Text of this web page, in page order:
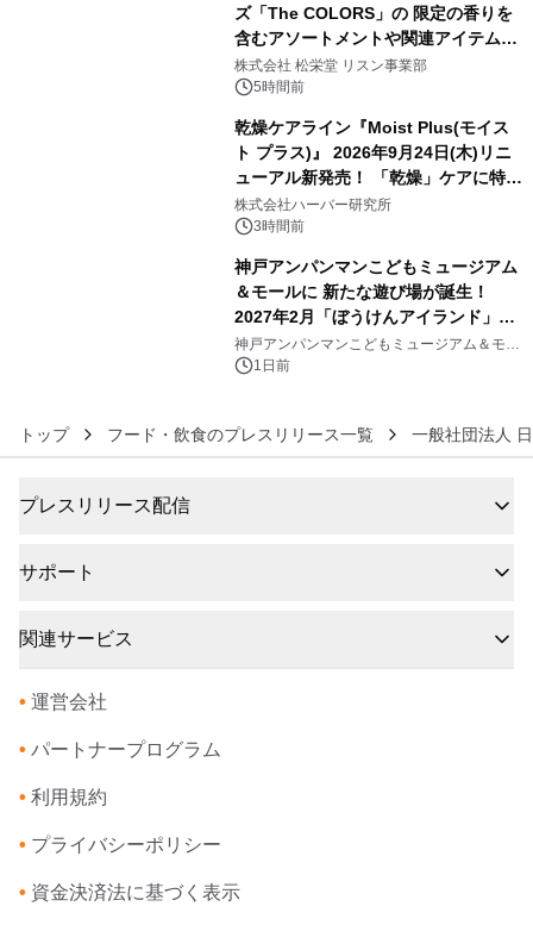
ズ「The COLORS」の 限定の香りを
含むアソートメントや関連アイテムを
8月6日発売
株式会社 松栄堂 リスン事業部
5時間前
乾燥ケアライン『Moist Plus(モイス
ト プラス)』 2026年9月24日(木)リニ
ューアル新発売！ 「乾燥」ケアに特化
し、ライン使いで潤いに満ちた肌へ
株式会社ハーバー研究所
3時間前
神戸アンパンマンこどもミュージアム
＆モールに 新たな遊び場が誕生！
2027年2月「ぼうけんアイランド」が
オープン
神戸アンパンマンこどもミュージアム＆モー
ル 1日前
トップ フード・飲食のプレスリリース一覧 一般社団法人
プレスリリース配信
サポート
関連サービス
• 運営会社
• パートナープログラム
• 利用規約
• プライバシーポリシー
• 資金決済法に基づく表示